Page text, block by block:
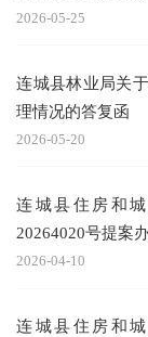
2026-05-25
连城县林业局关
理情况的答复函
2026-05-20
连城县住房和
20264020号提案
2026-04-10
连城县住房和